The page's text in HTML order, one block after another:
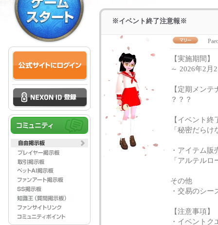
※イベント終了注意報※
【実施期間】
～ 2026年2月
【定期メン
？？？
【イベント終
「秘密だら
・アイテム販
「アルテル
その他
・交易のシー
【注意事項】
・イベント